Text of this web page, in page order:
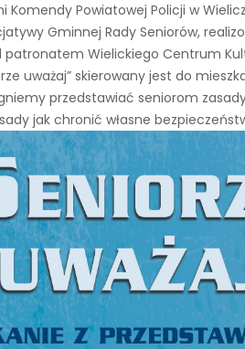
Komendy Powiatowej Policji w
Gminnej Rady Seniorów,
patronatem Wielickiego Centrum
uważaj” skierowany jest do
przedstawiać seniorom
jak chronić własne